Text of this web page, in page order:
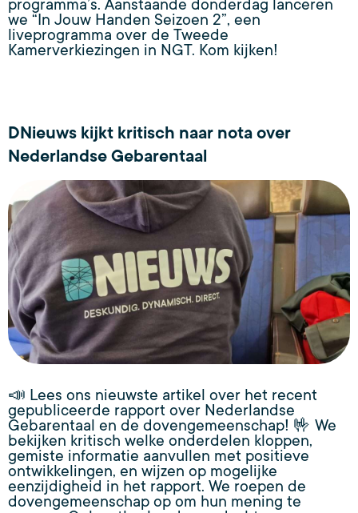
programma’s. Aanstaande donderdag lanceren
we “In Jouw Handen Seizoen 2”, een
liveprogramma over de Tweede
Kamerverkiezingen in NGT. Kom kijken!
DNieuws kijkt kritisch naar nota over
Nederlandse Gebarentaal
📣 Lees ons nieuwste artikel over het recent
gepubliceerde rapport over Nederlandse
Gebarentaal en de dovengemeenschap! 🤟 We
bekijken kritisch welke onderdelen kloppen,
gemiste informatie aanvullen met positieve
ontwikkelingen, en wijzen op mogelijke
eenzijdigheid in het rapport. We roepen de
dovengemeenschap op om hun mening te